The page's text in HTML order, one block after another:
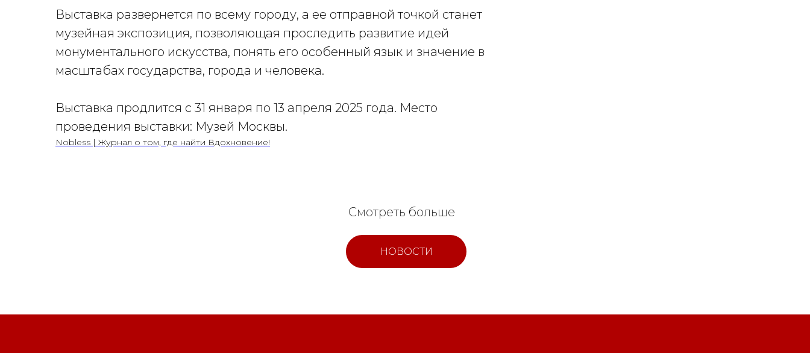
Выставка развернется по всему городу, а ее отправной точкой станет
музейная экспозиция, позволяющая проследить развитие идей
монументального искусства, понять его особенный язык и значение в
масштабах государства, города и человека.
Выставка продлится с 31 января по 13 апреля 2025 года. Место
проведения выставки: Музей Москвы.
Nobless | Журнал о том, где найти Вдохновение!
НОВОСТИ
Смотреть больше